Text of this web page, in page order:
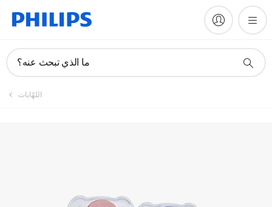
ما الذي تبحث عنه؟
اللهّايات
تسجيل المنتج